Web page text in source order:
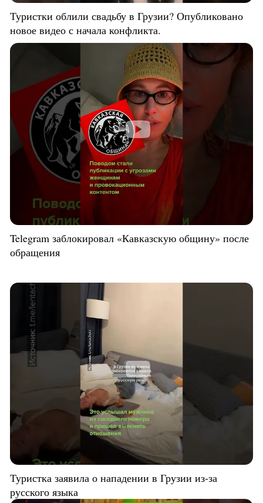
Туристки облили свадьбу в Грузии? Опубликовано
новое видео с начала конфликта.
Telegram заблокировал «Кавказскую общину» после
обращения
Туристка заявила о нападении в Грузии из-за
русского языка